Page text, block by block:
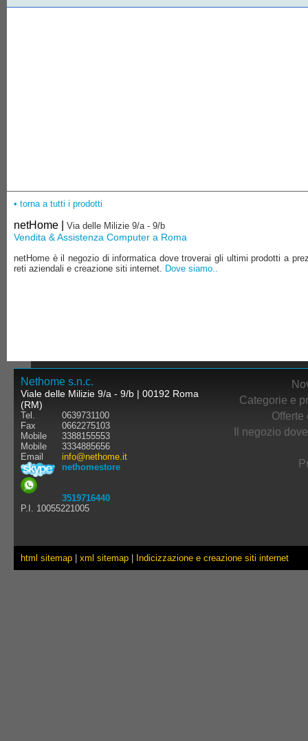
• torna a tutti i prodotti
netHome | Via delle Milizie 9/a - 9/b
Vendita & Assistenza Computer a Roma
netHome è il negozio di informatica dove troverai gli ultimi prodotti a
reti aziendali e creazione siti internet. Dove siamo..
Nethome s.n.c.
Viale delle Milizie 9/a - 9/b | 00192 Roma
(RM)
Tel.
Fax
Mobile
Mobile
Email
0639731100
0662275103
3388155553
3334885656
info@nethome.it
nethomestore
3519716440
P.I. 10055221005
Categorie e
Il negozio
html sitemap xml sitemap Indicizzazione e creazione siti internet